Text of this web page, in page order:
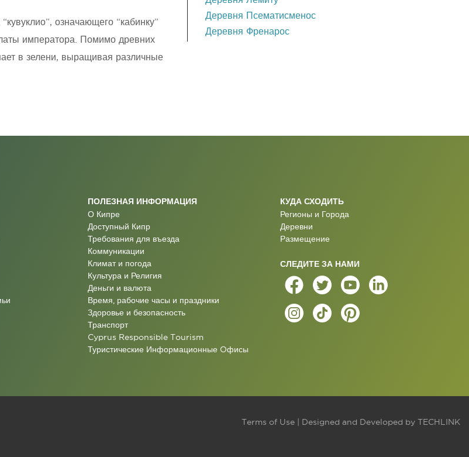
означающего “кабинку”
императора. Помимо древних
в зелени, выращивая различные
Деревня Псематисменос
Деревня Френарос
ПОЛЕЗНАЯ ИНФОРМАЦИЯ
О Кипре
Доступный Кипр
Требования для въезда
Коммуникации
Климат и погода
Культура и Религия
Деньги и валюта
Время, рабочие часы и праздники
Здоровье и безопасность
Транспорт
Cyprus Responsible Tourism
Туристические Информационные Oфисы
КУДА СХОДИТЬ
Регионы и Города
Деревни
Размещение
СЛЕДИТЕ ЗА НАМИ
Terms of Use | Designed and Developed by TECHLINK